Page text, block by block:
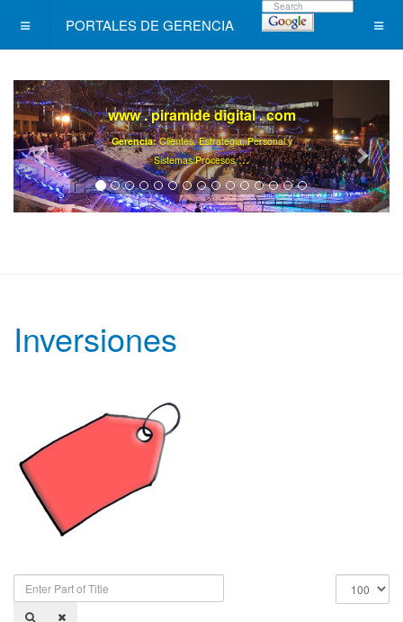
PORTALES DE GERENCIA
www . piramide digital . com
Gerencia:Clientes, Estrategia, Personal y
Sistemas/Procesos...
Inversiones
Enter
Part
Display